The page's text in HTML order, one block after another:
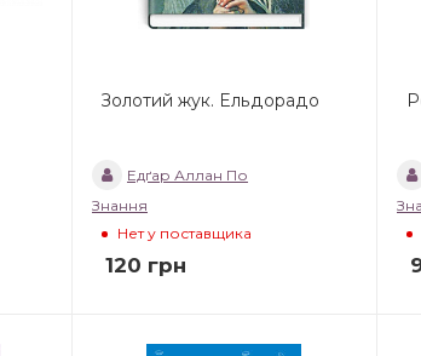
Золотий жук. Ельдорадо
Едґар Аллан По
Знання
Нет у поставщика
120 грн